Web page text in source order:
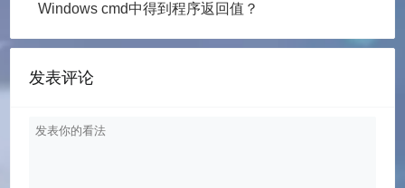
Windows cmd中得到程序返回值？
发表评论